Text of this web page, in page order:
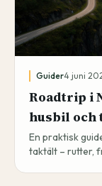
Guider4 juni
Roadtrip i
husbil och
En praktisk
taktält – rutter,